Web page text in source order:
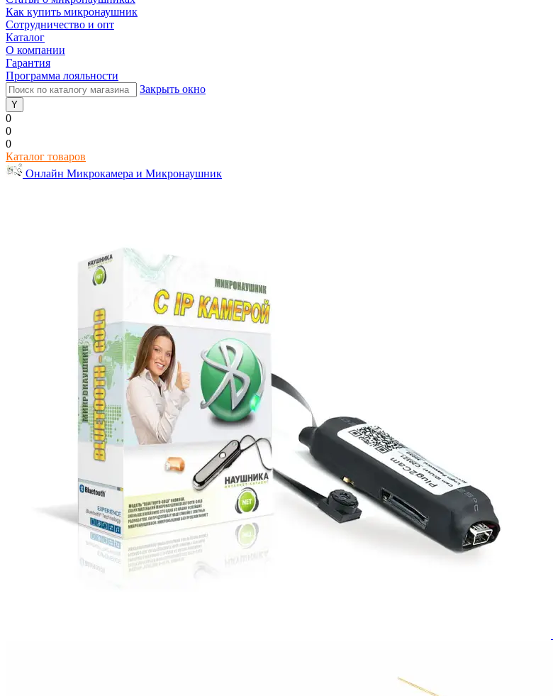
Как купить микронаушник
Сотрудничество и опт
Каталог
О компании
Гарантия
Программа лояльности
Закрыть окно
0
0
0
Каталог товаров
Онлайн Микрокамера и Микронаушник